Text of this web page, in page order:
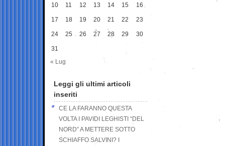
10 11 12 13 14 15 16
17 18 19 20 21 22 23
24 25 26 27 28 29 30
31
« Lug
Leggi gli ultimi articoli
inseriti
CE LA FARANNO QUESTA
VOLTA I PAVIDI LEGHISTI “DEL
NORD” A METTERE SOTTO
SCHIAFFO SALVINI? I